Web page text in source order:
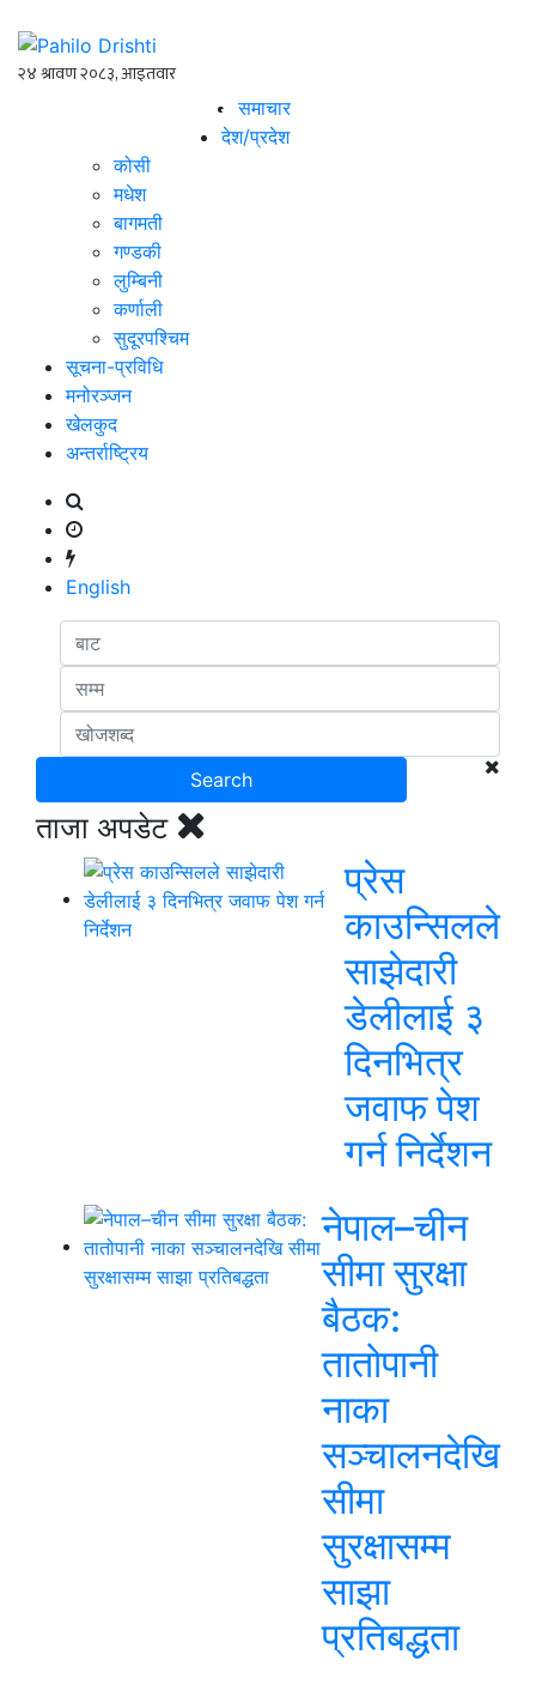
समाचार
देश/प्रदेश
कोसी
मधेश
बागमती
गण्डकी
लुम्बिनी
कर्णाली
सुदूरपश्चिम
सूचना-प्रविधि
मनोरञ्जन
खेलकुद
अन्तर्राष्ट्रिय
English
ताजा अपडेट
प्रेस
काउन्सिलले
साझेदारी
डेलीलाई ३
दिनभित्र
जवाफ पेश
गर्न निर्देशन
नेपाल–चीन
सीमा सुरक्षा
बैठक:
तातोपानी
नाका
सञ्चालनदेखि
सीमा
सुरक्षासम्म
साझा
प्रतिबद्धता